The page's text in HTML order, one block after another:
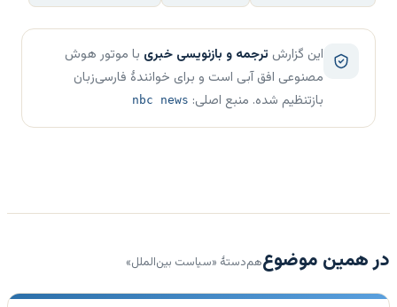
این گزارش ترجمه و بازنویسی خبری با موتور هوش
مصنوعی افق آبی است و برای خوانندهٔ فارسی‌زبان
بازتنظیم شده. منبع اصلی: nbc news
در همین موضوعهم‌دستهٔ «سیاست بین‌الملل»